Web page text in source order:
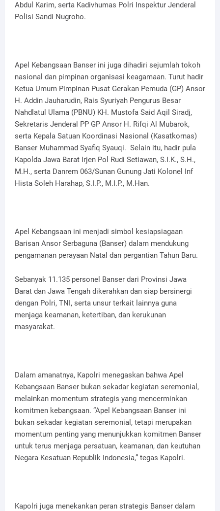
Abdul Karim, serta Kadivhumas Polri Inspektur Jenderal
Polisi Sandi Nugroho.
Apel Kebangsaan Banser ini juga dihadiri sejumlah tokoh
nasional dan pimpinan organisasi keagamaan. Turut hadir
Ketua Umum Pimpinan Pusat Gerakan Pemuda (GP) Ansor
H. Addin Jauharudin, Rais Syuriyah Pengurus Besar
Nahdlatul Ulama (PBNU) KH. Mustofa Said Aqil Siradj,
Sekretaris Jenderal PP GP Ansor H. Rifqi Al Mubarok,
serta Kepala Satuan Koordinasi Nasional (Kasatkornas)
Banser Muhammad Syafiq Syauqi. Selain itu, hadir pula
Kapolda Jawa Barat Irjen Pol Rudi Setiawan, S.I.K., S.H.,
M.H., serta Danrem 063/Sunan Gunung Jati Kolonel Inf
Hista Soleh Harahap, S.I.P., M.I.P., M.Han.
Apel Kebangsaan ini menjadi simbol kesiapsiagaan
Barisan Ansor Serbaguna (Banser) dalam mendukung
pengamanan perayaan Natal dan pergantian Tahun Baru.
Sebanyak 11.135 personel Banser dari Provinsi Jawa
Barat dan Jawa Tengah dikerahkan dan siap bersinergi
dengan Polri, TNI, serta unsur terkait lainnya guna
menjaga keamanan, ketertiban, dan kerukunan
masyarakat.
Dalam amanatnya, Kapolri menegaskan bahwa Apel
Kebangsaan Banser bukan sekadar kegiatan seremonial,
melainkan momentum strategis yang mencerminkan
komitmen kebangsaan. “Apel Kebangsaan Banser ini
bukan sekadar kegiatan seremonial, tetapi merupakan
momentum penting yang menunjukkan komitmen Banser
untuk terus menjaga persatuan, keamanan, dan keutuhan
Negara Kesatuan Republik Indonesia,” tegas Kapolri.
Kapolri juga menekankan peran strategis Banser dalam